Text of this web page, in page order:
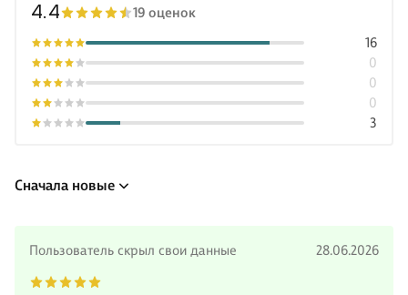
4.4 19 оценок
3
0
0
0
16
Сначала новые
Пользователь скрыл свои данные 28.06.2026